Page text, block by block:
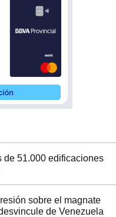
de 51.000 edificaciones
sobre el magnate
de Venezuela